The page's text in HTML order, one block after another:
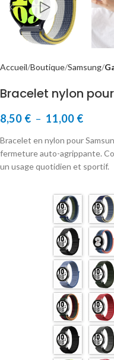
Accueil Boutique Samsung
Bracelet nylon
8,50 € – 11,00 €
Bracelet en nylon pour
fermeture auto-agrippante.
un usage quotidien et sportif.